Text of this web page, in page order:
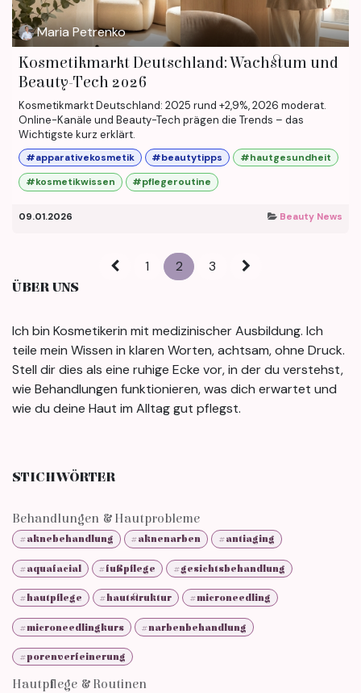
Maria Petrenko
Kosmetikmarkt Deutschland: Wachstum und
Beauty-Tech 2026
Kosmetikmarkt Deutschland: 2025 rund +2,9%, 2026 moderat.
Online-Kanäle und Beauty-Tech prägen die Trends – das
Wichtigste kurz erklärt.
#apparativekosmetik #beautytipps
#hautgesundheit
#kosmetikwissen
#pflegeroutine
09.01.2026 Beauty News
1 2 3
ÜBER UNS
Ich bin Kosmetikerin mit medizinischer Ausbildung. Ich
teile mein Wissen in klaren Worten, achtsam, ohne Druck.
Stell dir dies als eine ruhige Ecke vor, in der du verstehst,
wie Behandlungen funktionieren, was dich erwartet und
wie du deine Haut im Alltag gut pflegst.
STICHWÖRTER
Behandlungen & Hautprobleme
#aknebehandlung #aknenarben #antiaging
#aquafacial #fußpflege #gesichtsbehandlung
#hautpflege #hautstruktur #microneedling
#microneedlingkurs #narbenbehandlung
#porenverfeinerung
Hautpflege & Routinen